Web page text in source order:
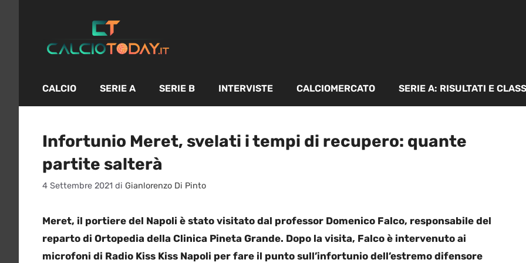
contenuto
CALCIO SERIE A SERIE B INTERVISTE CALCIOMERCATO SERIE A: RISULTATI E
Infortunio Meret, svelati i tempi di recupero: quante
partite salterà
4 Settembre 2021 di Gianlorenzo Di Pinto
Meret, il portiere del Napoli è stato visitato dal professor Domenico Falco, responsabile del
reparto di Ortopedia della Clinica Pineta Grande. Dopo la visita, Falco è intervenuto ai
microfoni di Radio Kiss Kiss Napoli per fare il punto sull’infortunio dell’estremo difensore